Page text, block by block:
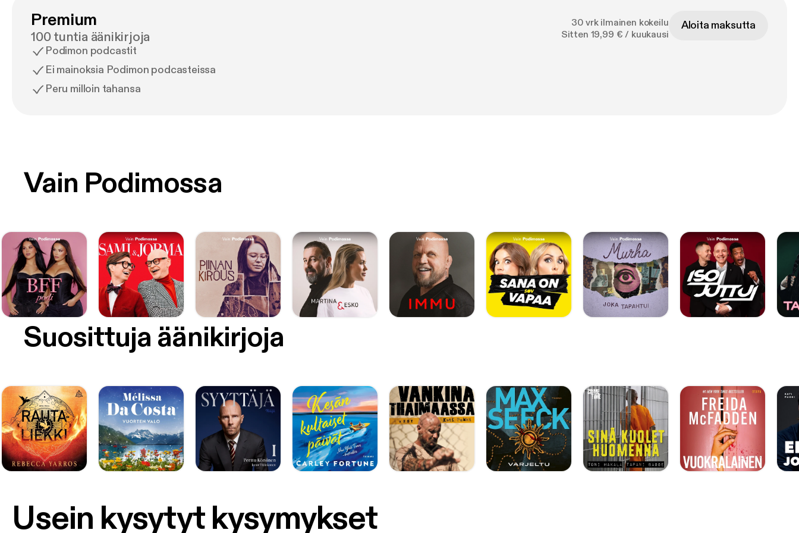
Premium
100 tuntia äänikirjoja
Podimon podcastit
Ei mainoksia Podimon podcasteissa
Peru milloin tahansa
30 vrk ilmainen kokeilu
Sitten 19,99 € / kuukausi
Aloita maksutta
Vain Podimossa
Suosittuja äänikirjoja
Usein kysytyt kysymykset